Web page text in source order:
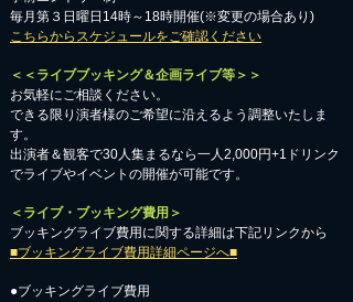
毎月第３日曜日14時～18時開催(※変更の場合あり)
こちらからスケジュールをご確認ください
＜＜ライブブッキング＆企画ライブ等＞＞
お気軽にご相談ください。​
​できる限り演者様のご希望に沿えるよう調整いたしま
す。
出演者＆観客で30人集まるなら一人2,000円+1ドリンク
でライブやイベントの開催が可能です。
＜ライブ・ブッキング費用＞
ブッキングライブ費用に関する詳細は下記リンクから
■ブッキングライブ費用詳細ページへ■
●ブッキングライブ費用